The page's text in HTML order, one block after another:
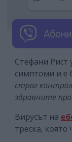
Стефани Рист
симптоми и е
строг
здравните
Вирусът на
треска,